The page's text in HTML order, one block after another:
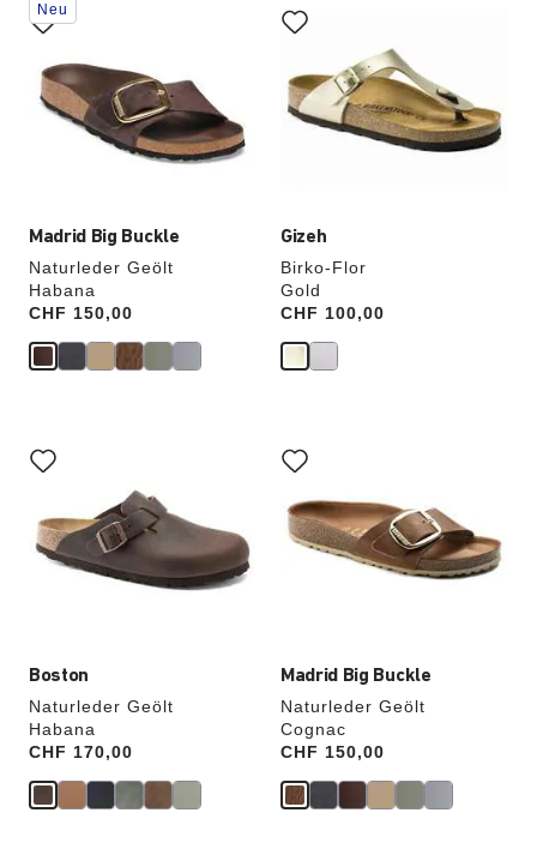
Madrid Big Buckle
Naturleder Geölt
Habana
Price:
CHF 150,00
Anklicken
der
Farben
werden
die
Produktbilder
aktualisiert.
Neu
Gizeh
Birko-Flor
Gold
Price:
CHF 100,00
Anklicken
der
werden
die
Produktbilder
Boston
Naturleder Geölt
Habana
Price:
CHF 170,00
Anklicken
der
werden
die
Produktbilder
aktualisiert.
Madrid Big Buckle
Naturleder Geölt
Cognac
Price:
CHF 150,00
Anklicken
der
Farben
werden
die
Produktbilder